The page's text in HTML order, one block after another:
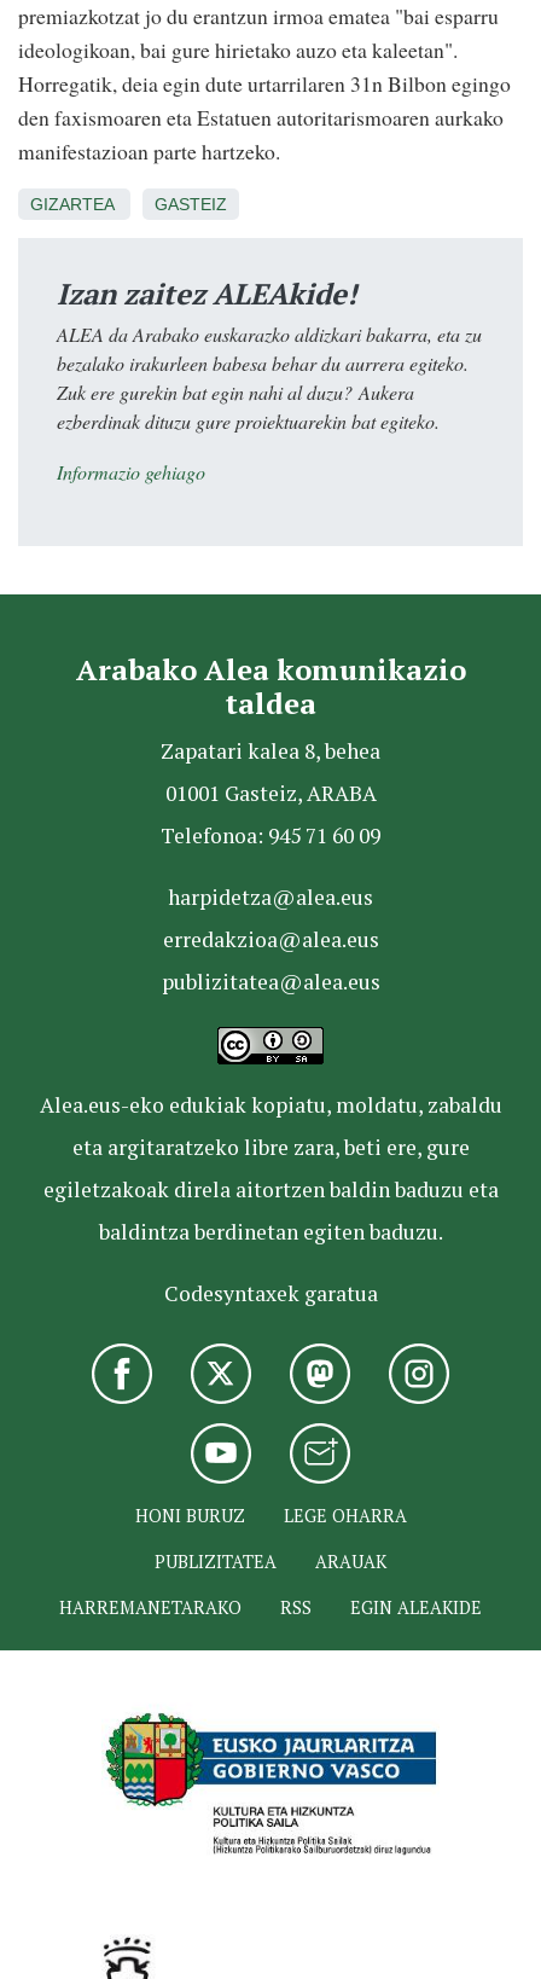
premiazkotzat jo du erantzun irmoa ematea "bai esparru
ideologikoan, bai gure hirietako auzo eta kaleetan".
Horregatik, deia egin dute urtarrilaren 31n Bilbon egingo
den faxismoaren eta Estatuen autoritarismoaren aurkako
manifestazioan parte hartzeko.
GIZARTEA GASTEIZ
Izan zaitez ALEAkide!
ALEA da Arabako euskarazko aldizkari bakarra, eta zu
bezalako irakurleen babesa behar du aurrera egiteko.
Zuk ere gurekin bat egin nahi al duzu? Aukera
ezberdinak dituzu gure proiektuarekin bat egiteko.
Informazio gehiago
Arabako Alea komunikazio
taldea
Zapatari kalea 8, behea
01001 Gasteiz, ARABA
Telefonoa: 945 71 60 09
harpidetza@alea.eus
erredakzioa@alea.eus
publizitatea@alea.eus
Alea.eus-eko edukiak kopiatu, moldatu, zabaldu
eta argitaratzeko libre zara, beti ere, gure
egiletzakoak direla aitortzen baldin baduzu eta
baldintza berdinetan egiten baduzu.
Codesyntaxek garatua
HONI BURUZ
LEGE OHARRA
PUBLIZITATEA
ARAUAK
HARREMANETARAKO
RSS EGIN ALEAKIDE